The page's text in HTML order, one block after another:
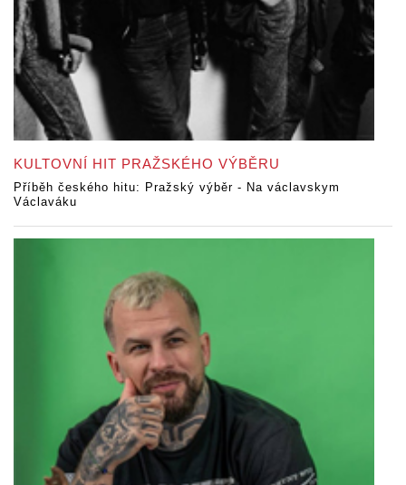
KULTOVNÍ HIT PRAŽSKÉHO VÝBĚRU
Příběh českého hitu: Pražský výběr - Na václavskym
Václaváku